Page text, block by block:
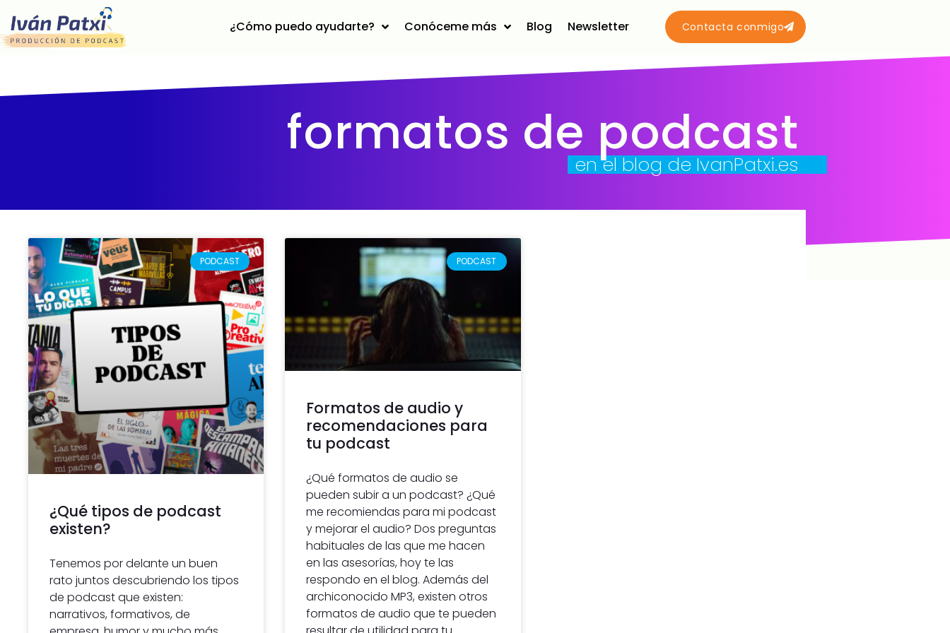
¿Cómo puedo ayudarte? Conóceme más Blog Newsletter Contacta conmigo
formatos de podcast
en el blog de IvanPatxi.es
PODCAST
¿Qué tipos de podcast
existen?
Tenemos por delante un buen
rato juntos descubriendo los tipos
de podcast que existen:
narrativos, formativos, de
PODCAST
Formatos de audio y
recomendaciones para
tu podcast
¿Qué formatos de audio se
pueden subir a un podcast? ¿Qué
me recomiendas para mi podcast
y mejorar el audio? Dos preguntas
habituales de las que me hacen
en las asesorías, hoy te las
respondo en el blog. Además del
archiconocido MP3, existen otros
formatos de audio que te pueden